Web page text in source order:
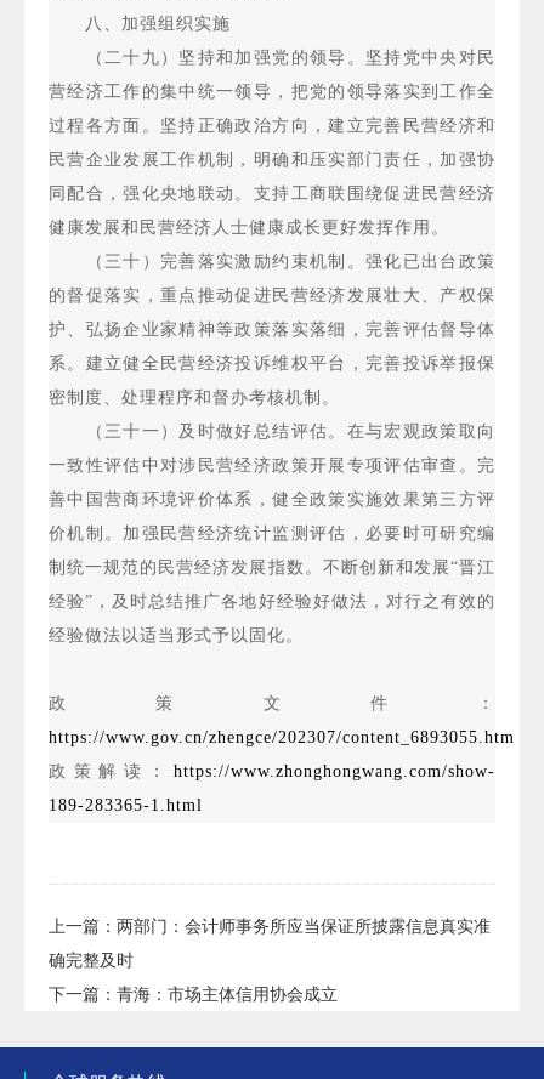
八、加强组织实施
（二十九）坚持和加强党的领导。坚持党中央对民
营经济工作的集中统一领导，把党的领导落实到工作全
过程各方面。坚持正确政治方向，建立完善民营经济和
民营企业发展工作机制，明确和压实部门责任，加强协
同配合，强化央地联动。支持工商联围绕促进民营经济
健康发展和民营经济人士健康成长更好发挥作用。
（三十）完善落实激励约束机制。强化已出台政策
的督促落实，重点推动促进民营经济发展壮大、产权保
护、弘扬企业家精神等政策落实落细，完善评估督导体
系。建立健全民营经济投诉维权平台，完善投诉举报保
密制度、处理程序和督办考核机制。
（三十一）及时做好总结评估。在与宏观政策取向
一致性评估中对涉民营经济政策开展专项评估审查。完
善中国营商环境评价体系，健全政策实施效果第三方评
价机制。加强民营经济统计监测评估，必要时可研究编
制统一规范的民营经济发展指数。不断创新和发展“晋江
经验”，及时总结推广各地好经验好做法，对行之有效的
经验做法以适当形式予以固化。
政策文件：
https://www.gov.cn/zhengce/202307/content_6893055.htm
政策解读： https://www.zhonghongwang.com/show-
189-283365-1.html
上一篇： 两部门：会计师事务所应当保证所披露信息真实准
确完整及时
下一篇： 青海：市场主体信用协会成立